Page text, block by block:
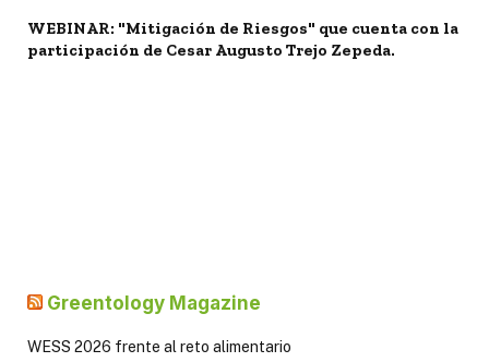
WEBINAR: "Mitigación de Riesgos" que cuenta con la
participación de Cesar Augusto Trejo Zepeda.
Greentology Magazine
WESS 2026 frente al reto alimentario